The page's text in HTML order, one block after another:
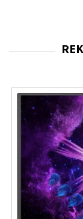
ger stabil
sRGBgör
för både
Den höga
mjukare
arbete med
ger en tydlig